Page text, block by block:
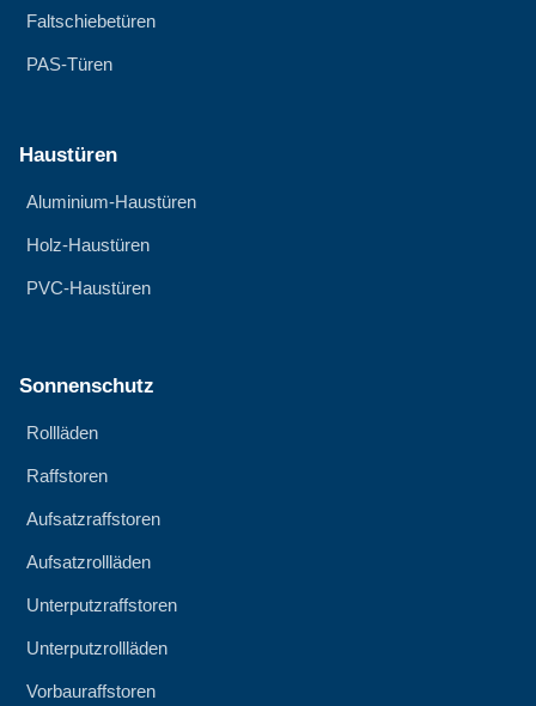
Faltschiebetüren
PAS-Türen
Haustüren
Aluminium-Haustüren
Holz-Haustüren
PVC-Haustüren
Sonnenschutz
Rollläden
Raffstoren
Aufsatzraffstoren
Aufsatzrollläden
Unterputzraffstoren
Unterputzrollläden
Vorbauraffstoren